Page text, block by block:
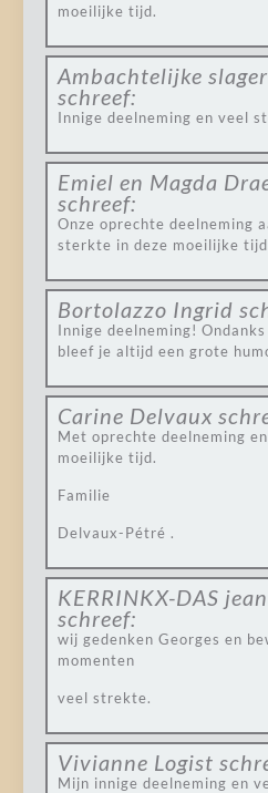
moeilijke tijd.
Ambachtelijke
schreef:
Innige deelneming en veel
Emiel en Magda
schreef:
Onze oprechte deelneming
sterkte in deze moeilijke
Bortolazzo Ingrid
Innige deelneming!
bleef je altijd een grote
Carine Delvaux
Met oprechte deelneming
moeilijke tijd.
Familie
Delvaux-Pétré .
KERRINKX-DAS
schreef:
wij gedenken Georges en
momenten
veel strekte.
Vivianne Logist
Mijn innige deelneming en